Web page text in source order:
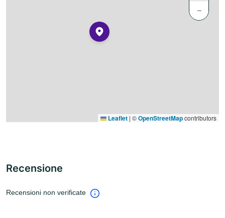
−
Leaflet | ©OpenStreetMapcontributors
Recensione
Recensioni non verificate